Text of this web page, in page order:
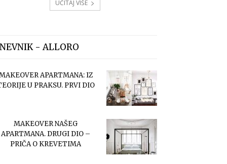
UČITAJ VIŠE
- ALLORO
APARTMANA: IZ
U PRAKSU. PRVI DIO
MAKEOVER NAŠEG
APARTMANA. DRUGI DIO –
PRIČA O KREVETIMA